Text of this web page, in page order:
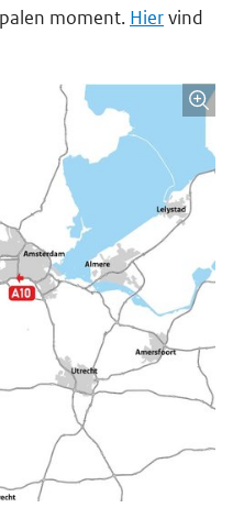
moment. Hiervind